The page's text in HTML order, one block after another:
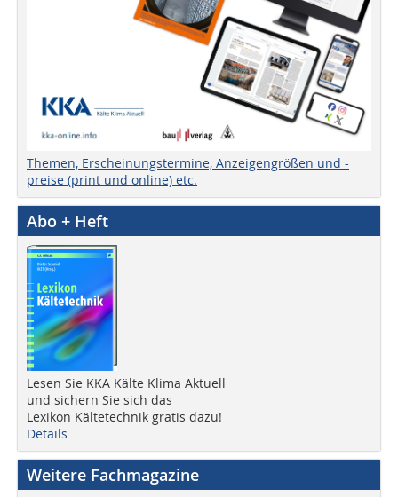
Themen, Erscheinungstermine, Anzeigengrößen und -
preise (print und online) etc.
Abo + Heft
Lesen Sie KKA Kälte Klima Aktuell
und sichern Sie sich das
Lexikon Kältetechnik gratis dazu!
Details
Weitere Fachmagazine